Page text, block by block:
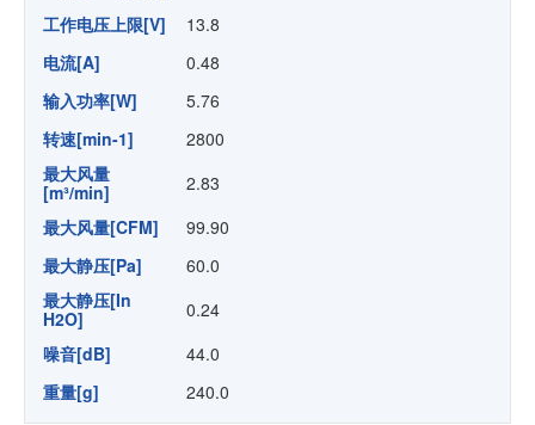
工作电压上限[V]
13.8
电流[A]
0.48
输入功率[W]
5.76
转速[min-1]
2800
最大风量
[m³/min]
2.83
最大风量[CFM]
99.90
最大静压[Pa]
60.0
最大静压[In
H2O]
0.24
噪音[dB]
44.0
重量[g]
240.0